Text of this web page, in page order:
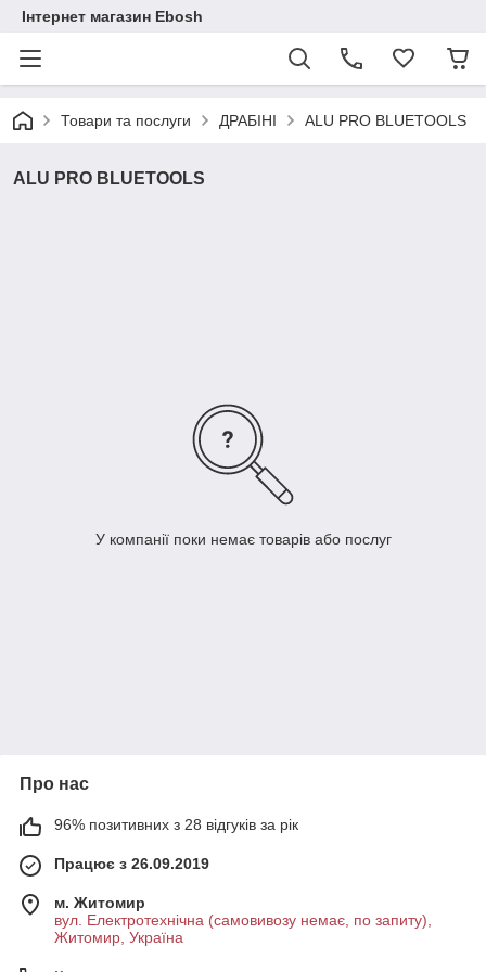
Інтернет магазин Ebosh
Товари та послуги ДРАБІНІ ALU PRO BLUETOOLS
ALU PRO BLUETOOLS
У компанії поки немає товарів або послуг
Про нас
96% позитивних з 28 відгуків за рік
Працює з 26.09.2019
м. Житомир
вул. Електротехнічна (самовивозу немає, по запиту),
Житомир, Україна